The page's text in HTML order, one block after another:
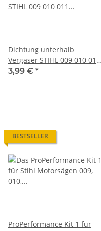
Dichtung unterhalb
Vergaser STIHL 009 010 011
012 Motorsäge
3,99 € *
BESTSELLER
ProPerformance Kit 1 für